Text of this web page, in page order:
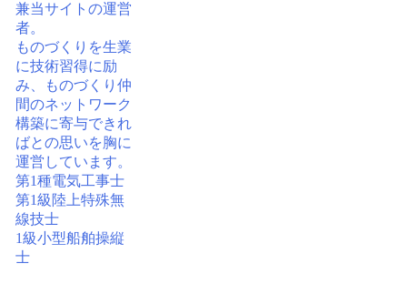
兼当サイトの運営
者。
ものづくりを生業
に技術習得に励
み、ものづくり仲
間のネットワーク
構築に寄与できれ
ばとの思いを胸に
運営しています。
第1種電気工事士
第1級陸上特殊無
線技士
1級小型船舶操縦
士